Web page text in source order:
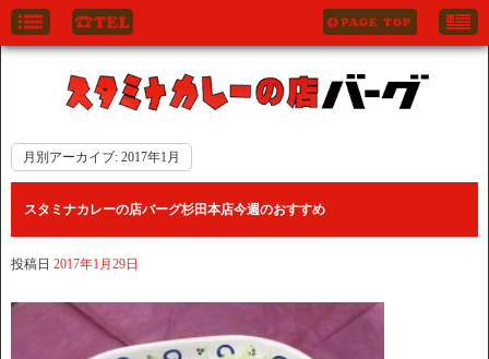
月別アーカイブ: 2017年1月
スタミナカレーの店バーグ杉田本店今週のおすすめ
投稿日 2017年1月29日